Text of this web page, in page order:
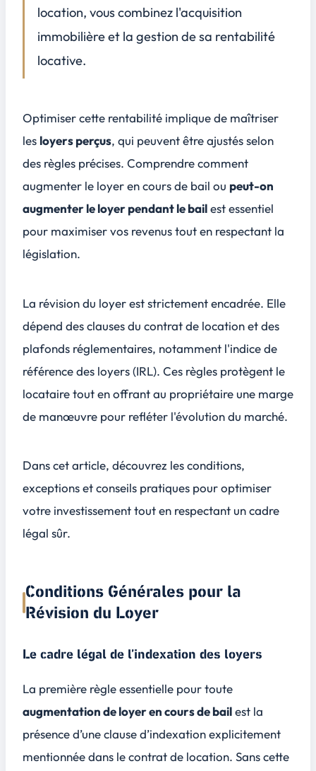
Conclusion
FAQ
location, vous combinez l'acquisition
immobilière et la gestion de sa rentabilité
locative.
Optimiser cette rentabilité implique de maîtriser
les loyers perçus, qui peuvent être ajustés selon
des règles précises. Comprendrecomment
augmenter le loyer en cours de bail ou peut-on
augmenter le loyer pendant le bailest essentiel
pour maximiser vos revenus tout en respectant la
législation.
La révision du loyer est strictement encadrée. Elle
dépend des clauses du contrat de location et des
plafonds réglementaires, notamment l'indice de
référence des loyers (IRL). Ces règles protègent le
locataire tout en offrant au propriétaire une marge
de manœuvre pour refléter l'évolution du marché.
Dans cet article, découvrez les conditions,
exceptions et conseils pratiques pour optimiser
votre investissement tout en respectant un cadre
légal sûr.
Conditions Générales pour la
Révision du Loyer
Le cadre légal de l’indexation des loyers
La première règle essentielle pour toute
augmentation de loyer en cours de bailest la
présence d’uneclause d’indexationexplicitement
mentionnée dans le contrat de location. Sans cette